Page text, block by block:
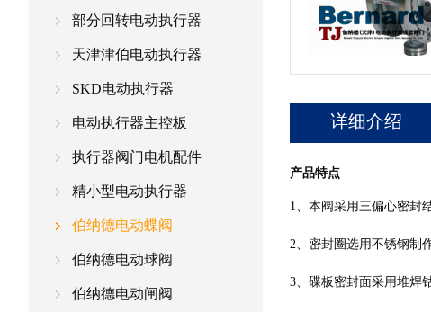
部分回转电动执行器
天津津伯电动执行器
SKD电动执行器
电动执行器主控板
执行器阀门电机配件
精小型电动执行器
伯纳德电动蝶阀
伯纳德电动球阀
伯纳德电动闸阀
详细介绍
产品特点
1、本阀采用三偏心密封
2、密封圈选用不锈钢制
3、碟板密封面采用堆焊